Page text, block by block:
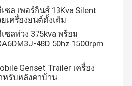
เสนอ
ซล เพอร์กินส์ 13Kva Silent
เครื่องยนต์ดั้งเดิม
ซลพ่วง 375kva พร้อม
48D 50hz 1500rpm
Genset Trailer เครื่อง
หรับหลังคาบ้าน